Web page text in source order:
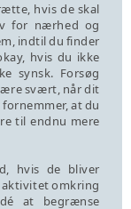
hvis de skal
for nærhed og
indtil du finder
hvis du ikke
synsk. Forsøg
svært, når dit
at du
til endnu mere
hvis de bliver
omkring
at begrænse